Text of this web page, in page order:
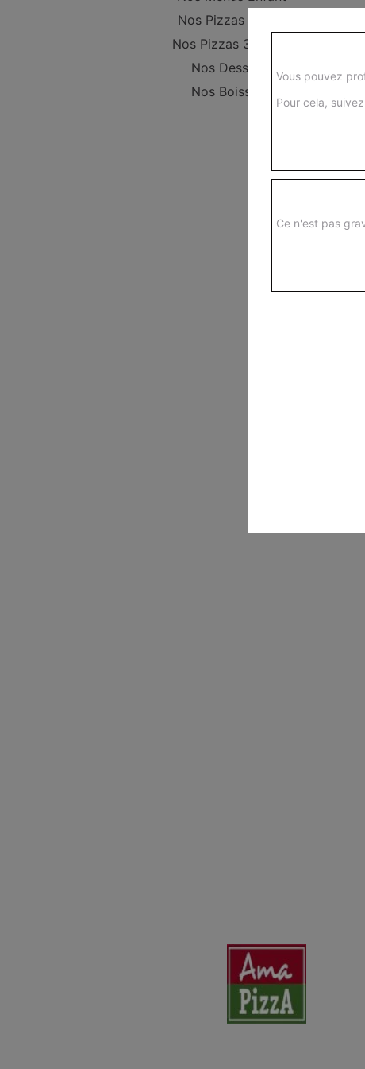
Nos Pizzas 29 cm
Nos Pizzas 34,5 cm
Nos Desserts
Nos Boissons
Vous pouvez
Pour cela,
Ce n'est pas